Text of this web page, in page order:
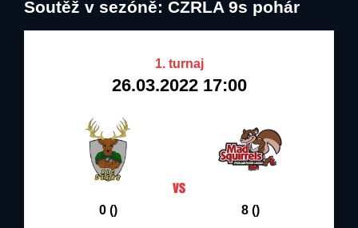
Soutěž v sezóně: CZRLA 9s pohár
1. turnaj
26.03.2022 17:00
0 () 8 ()